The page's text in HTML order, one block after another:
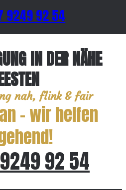
9249 92 54
IN DER NÄHE
nah, flink & fair
– wir helfen
92 54